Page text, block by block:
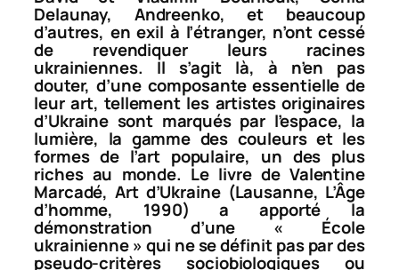
Delaunay, Andreenko, et beaucoup
d’autres, en exil à l’étranger, n’ont cessé
de revendiquer leurs racines
ukrainiennes. Il s’agit là, à n’en pas
douter, d’une composante essentielle de
leur art, tellement les artistes originaires
d’Ukraine sont marqués par l’espace, la
lumière, la gamme des couleurs et les
formes de l’art populaire, un des plus
riches au monde. Le livre de Valentine
Marcadé,Art d’Ukraine(Lausanne, L’Âge
d’homme, 1990) a apporté la
démonstration d’une « École
ukrainienne » qui ne se définit pas par des
pseudo-critères sociobiologiques ou